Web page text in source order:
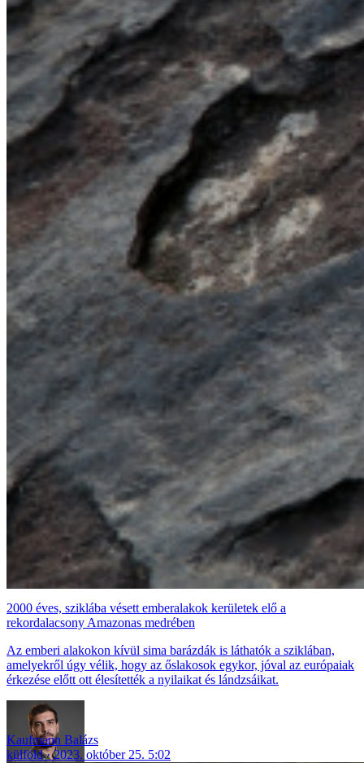
2000 éves, sziklába vésett emberalakok kerületek elő a
rekordalacsony Amazonas medrében
Az emberi alakokon kívül sima barázdák is láthatók a sziklában,
amelyekről úgy vélik, hogy az őslakosok egykor, jóval az európaiak
érkezése előtt ott élesítették a nyilaikat és lándzsáikat.
Kaufmann Balázs
külföld
2023. október 25. 5:02